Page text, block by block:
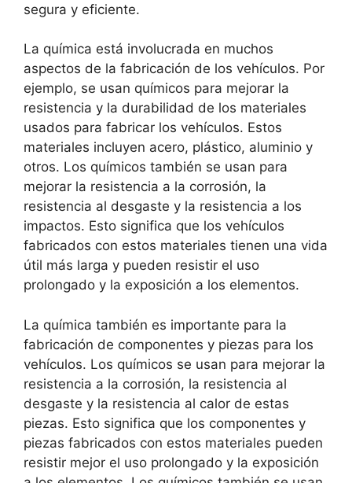
segura y eficiente.
La química está involucrada en muchos
aspectos de la fabricación de los vehículos. Por
ejemplo, se usan químicos para mejorar la
resistencia y la durabilidad de los materiales
usados para fabricar los vehículos. Estos
materiales incluyen acero, plástico, aluminio y
otros. Los químicos también se usan para
mejorar la resistencia a la corrosión, la
resistencia al desgaste y la resistencia a los
impactos. Esto significa que los vehículos
fabricados con estos materiales tienen una vida
útil más larga y pueden resistir el uso
prolongado y la exposición a los elementos.
La química también es importante para la
fabricación de componentes y piezas para los
vehículos. Los químicos se usan para mejorar la
resistencia a la corrosión, la resistencia al
desgaste y la resistencia al calor de estas
piezas. Esto significa que los componentes y
piezas fabricados con estos materiales pueden
resistir mejor el uso prolongado y la exposición